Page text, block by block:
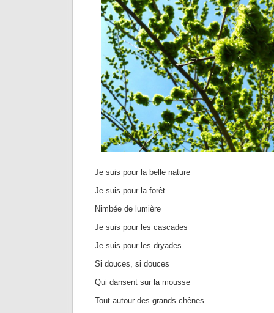
Je suis pour la belle nature
Je suis pour la forêt
Nimbée de lumière
Je suis pour les cascades
Je suis pour les dryades
Si douces, si douces
Qui dansent sur la mousse
Tout autour des grands chênes